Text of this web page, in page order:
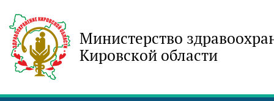
Министерство
Кировской области